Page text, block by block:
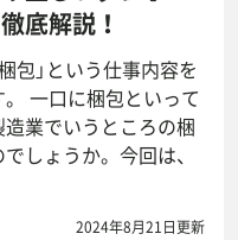
底解説！
包」という仕事内容を
一口に梱包といって
業でいうところの梱
しょうか。今回は、
2024年8月21日更新